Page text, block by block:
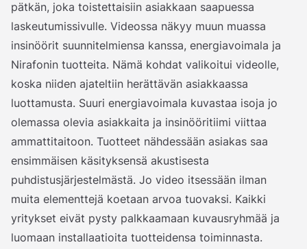
pätkän, joka toistettaisiin asiakkaan saapuessa
laskeutumissivulle. Videossa näkyy muun muassa
insinöörit suunnitelmiensa kanssa, energiavoimala ja
Nirafonin tuotteita. Nämä kohdat valikoitui videolle,
koska niiden ajateltiin herättävän asiakkaassa
luottamusta. Suuri energiavoimala kuvastaa isoja jo
olemassa olevia asiakkaita ja insinööritiimi viittaa
ammattitaitoon. Tuotteet nähdessään asiakas saa
ensimmäisen käsityksensä akustisesta
puhdistusjärjestelmästä. Jo video itsessään ilman
muita elementtejä koetaan arvoa tuovaksi. Kaikki
yritykset eivät pysty palkkaamaan kuvausryhmää ja
luomaan installaatioita tuotteidensa toiminnasta.